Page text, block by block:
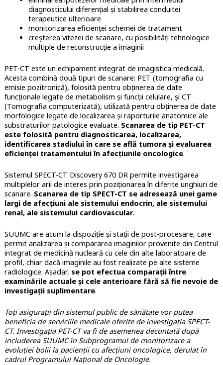
diagnosticului diferențial şi stabilirea conduitei
terapeutice ulterioare
monitorizarea eficienței schemei de tratament
creșterea vitezei de scanare, cu posibilități tehnologice
multiple de reconstrucție a imaginii
PET-CT este un echipament integrat de imagistica medicală.
Acesta combină două tipuri de scanare: PET (tomografia cu
emisie pozitronică), folosită pentru obținerea de date
funcționale legate de metabolism și funcții celulare, și CT
(Tomografia computerizată), utilizată pentru obținerea de date
morfologice legate de localizarea și raporturile anatomice ale
substraturilor patologice evaluate. Scanarea de tip PET-CT
este folosită pentru diagnosticarea, localizarea,
identificarea stadiului în care se află tumora și evaluarea
eficienței tratamentului în afecțiunile oncologice.
Sistemul SPECT-CT Discovery 670 DR permite investigarea
multiplelor arii de interes prin poziționarea în diferite unghiuri de
scanare. Scanarea de tip SPECT-CT se adresează unei game
largi de afecțiuni ale sistemului endocrin, ale sistemului
renal, ale sistemului cardiovascular.
SUUMC are acum la dispoziție și stații de post-procesare, care
permit analizarea și compararea imaginilor provenite din Centrul
integrat de medicină nucleară cu cele din alte laboratoare de
profil, chiar dacă imaginile au fost realizate pe alte sisteme
radiologice. Așadar, se pot efectua comparații între
examinările actuale și cele anterioare fără să fie nevoie de
investigații suplimentare.
Toți asigurații din sistemul public de sănătate vor putea
beneficia de serviciile medicale oferite de investigația SPECT-
CT. Investigația PET-CT va fi de asemenea decontată după
includerea SUUMC în Subprogramul de monitorizare a
evoluției bolii la pacienții cu afecțiuni oncologice, derulat în
cadrul Programului Naţional de Oncologie.